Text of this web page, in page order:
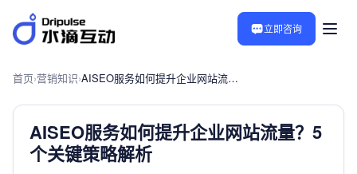
立即咨询
首页›营销知识› AISEO服务如何提升企业网站流量？5个关键策略解析
AISEO服务如何提升企业网站流量？5
个关键策略解析